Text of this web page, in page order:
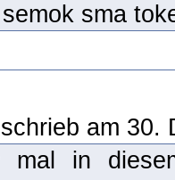
sma
schrieb am 30.
mal in